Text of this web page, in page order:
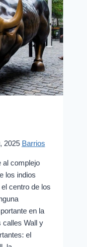
2025 Barrios
al complejo
los indios
centro de los
en la
calles Wall y
el